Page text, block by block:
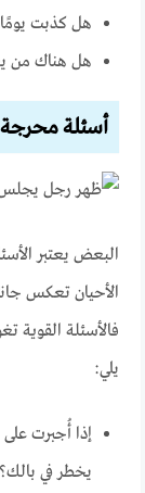
هل كذبت
هل هناك من
أسئلة
البعض يعتبر
الأحيان تعكس
فالأسئلة القوية
يلي:
إذا أُجبرت
يخطر في بالك؟